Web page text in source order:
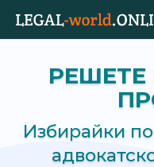
РЕШЕТЕ
Избирайки